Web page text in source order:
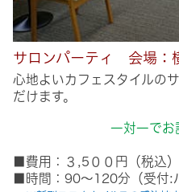
サロンパーティ 会場：
心地よいカフェスタイルの
だけます。
一対一でお
■費用：３,5００円（税込）
■時間：90～120分（受付: